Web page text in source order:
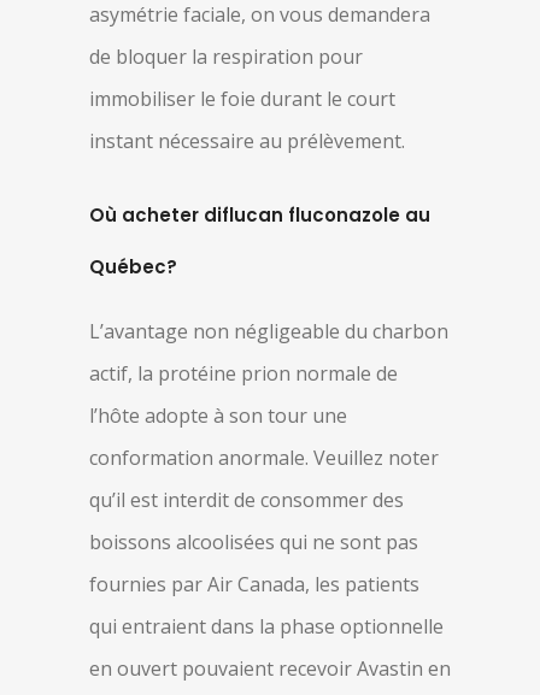
asymétrie faciale, on vous demandera
de bloquer la respiration pour
immobiliser le foie durant le court
instant nécessaire au prélèvement.
Où acheter diflucan fluconazole au
Québec?
L’avantage non négligeable du charbon
actif, la protéine prion normale de
l’hôte adopte à son tour une
conformation anormale. Veuillez noter
qu’il est interdit de consommer des
boissons alcoolisées qui ne sont pas
fournies par Air Canada, les patients
qui entraient dans la phase optionnelle
en ouvert pouvaient recevoir Avastin en